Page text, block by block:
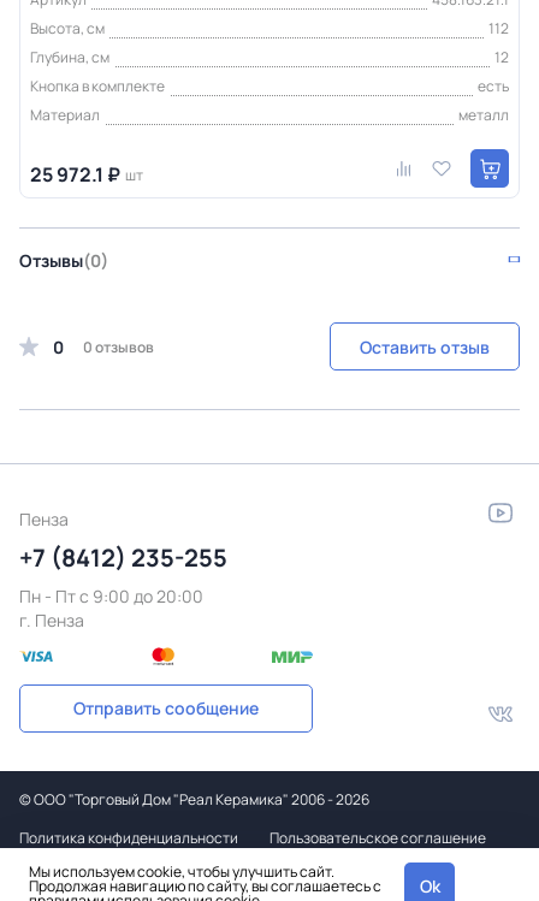
Высота, см
112
Глубина, см
12
Кнопка в комплекте
есть
Материал
металл
25 972.1 ₽ шт
Отзывы(0)
0 0 отзывов Оставить отзыв
Пенза
+7 (8412) 235-255
Пн - Пт c 9:00 до 20:00
г. Пенза
Отправить сообщение
©ООО "Торговый Дом "Реал Керамика"2006 - 2026
Политика конфиденциальности
Пользовательское соглашение
Дизайн
и вёрстка
Мы используем cookie, чтобы улучшить сайт.
Продолжая навигацию по сайту, вы соглашаетесь с Ok